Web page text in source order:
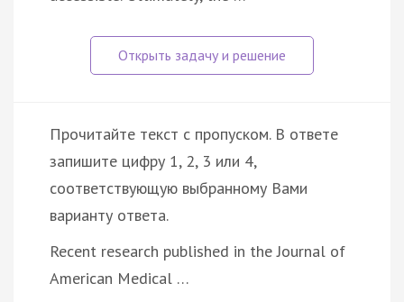
Прочитайте текст с пропуском. В ответе
запишите цифру 1, 2, 3 или 4,
соответствующую выбранному Вами
варианту ответа.
Recent research published in the Journal of
American Medical …